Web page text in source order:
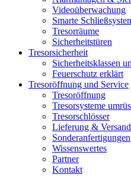
Videoüberwachung
Smarte
Tresorräume
Sicherheitstüren
Tresorsicherheit
Sicherheitsklassen
Feuerschutz erklärt
Tresoröffnung und Service
Tresoröffnung
Tresorsysteme
Tresorschlösser
Lieferung & Versand
Sonderanfertigungen
Wissenswertes
Partner
Kontakt